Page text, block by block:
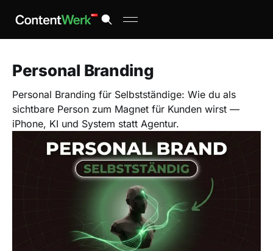
Personal Branding
Personal Branding für Selbstständige: Wie du als
sichtbare Person zum Magnet für Kunden wirst —
iPhone, KI und System statt Agentur.